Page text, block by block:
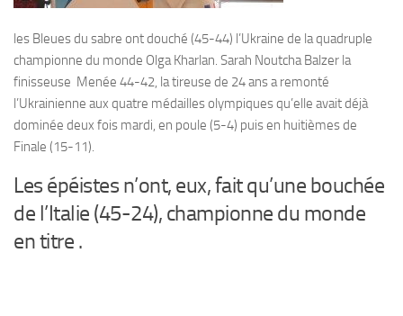
les Bleues du sabre ont douché (45-44) l’Ukraine de la quadruple
championne du monde Olga Kharlan. Sarah Noutcha Balzer la
finisseuse Menée 44-42, la tireuse de 24 ans a remonté
l’Ukrainienne aux quatre médailles olympiques qu’elle avait déjà
dominée deux fois mardi, en poule (5-4) puis en huitièmes de
Finale (15-11).
Les épéistes n’ont, eux, fait qu’une bouchée
de l’Italie (45-24), championne du monde
en titre .